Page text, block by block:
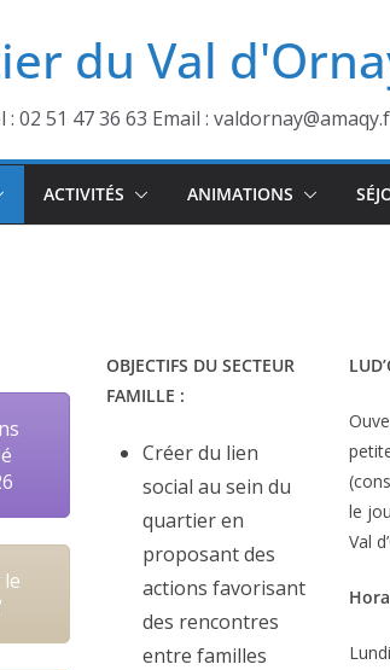
du Val
02 51 47 36 63 Email :
ACTIVITÉS ANIMATIONS
OBJECTIFS DU SECTEUR
FAMILLE :
Créer du lien
social au sein du
quartier en
proposant des
actions favorisant
des rencontres
entre familles
le
Val